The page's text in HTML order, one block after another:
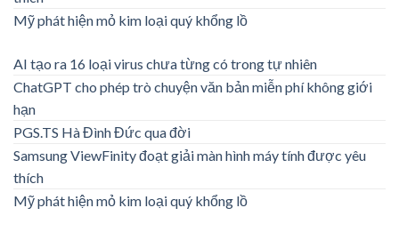
Mỹ phát hiện mỏ kim loại quý khổng lồ
AI tạo ra 16 loại virus chưa từng có trong tự nhiên
ChatGPT cho phép trò chuyện văn bản miễn phí không giới
hạn
PGS.TS Hà Đình Đức qua đời
Samsung ViewFinity đoạt giải màn hình máy tính được yêu
thích
Mỹ phát hiện mỏ kim loại quý khổng lồ